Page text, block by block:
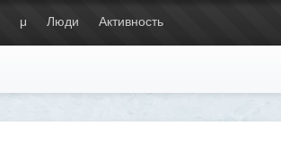
μ Люди Активность